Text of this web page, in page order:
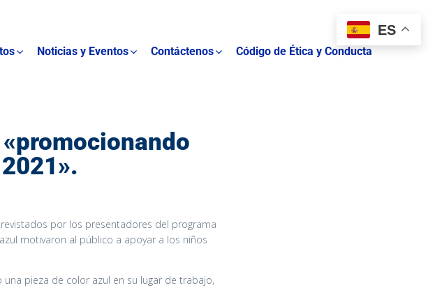
Noticias y Eventos Contáctenos Código de Ética y Conducta
por los presentadores del programa
motivaron al público a apoyar a los niños
pieza de color azul en su lugar de trabajo,
ES